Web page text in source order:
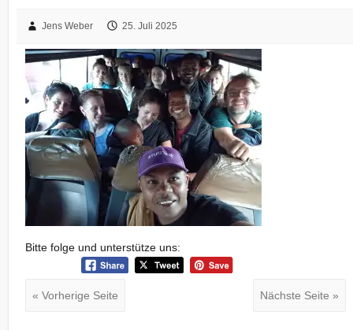
Jens Weber 25. Juli 2025
Bitte folge und unterstütze uns:
« Vorherige Seite Nächste Seite »